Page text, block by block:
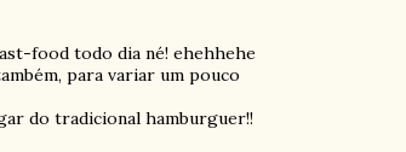
food todo dia né! ehehhehe
para variar um pouco
do tradicional hamburguer!!